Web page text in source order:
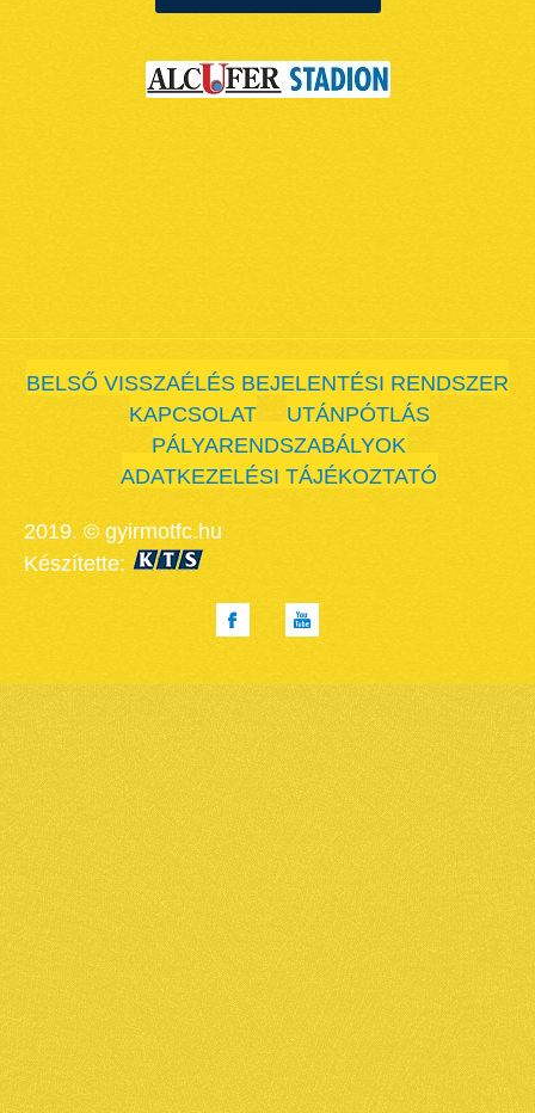
BELSŐ VISSZAÉLÉS BEJELENTÉSI RENDSZER
KAPCSOLAT
UTÁNPÓTLÁS
PÁLYARENDSZABÁLYOK
ADATKEZELÉSI TÁJÉKOZTATÓ
2019. © gyirmotfc.hu
Készítette: